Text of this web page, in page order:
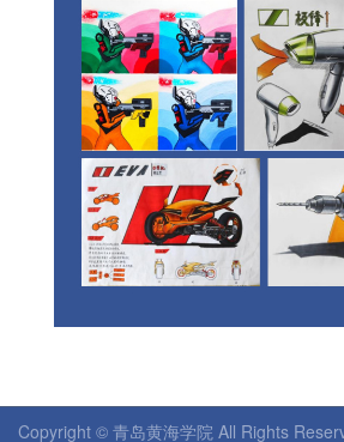
Copyright © 青岛黄海学院 All Rights